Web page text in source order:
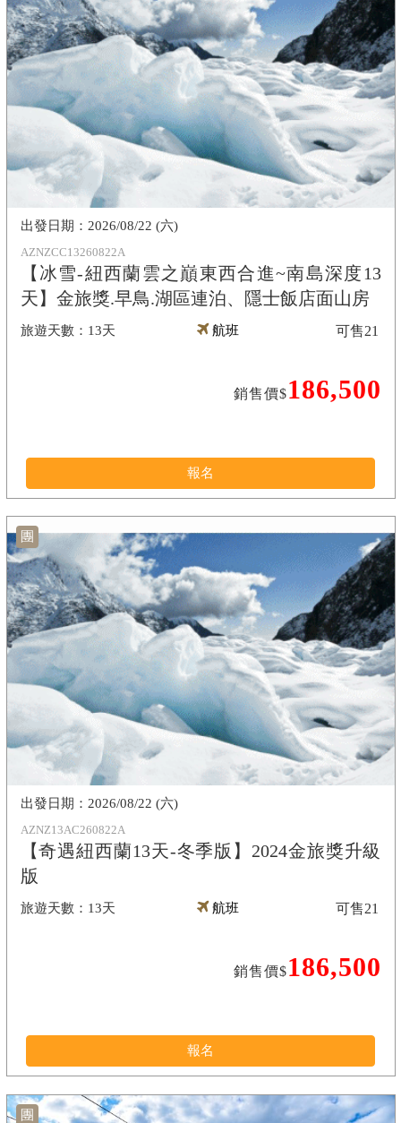
AZNZCC13260822A
【冰雪-紐西蘭雲之巔東西合進~南島深度13
天】金旅獎.早鳥.湖區連泊、隱士飯店面山房
13天
2026/08/22 (六)
航班
銷售價$186,500
可售21
報名
團
AZNZ13AC260822A
【奇遇紐西蘭13天-冬季版】2024金旅獎升級
版
13天
2026/08/22 (六)
航班
銷售價$186,500
可售21
報名
團